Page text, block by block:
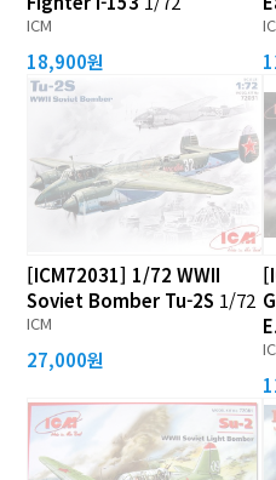
ICM
18,900원
[ICM72031] 1/72 WWII
Soviet Bomber Tu-2S 1/72
ICM
27,000원